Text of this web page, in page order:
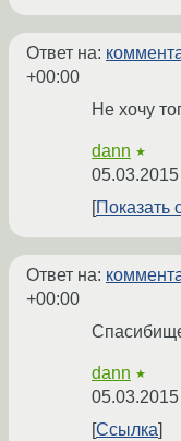
Ответ на:
+00:00
Не хочу
dann ★
Показать
Ответ на:
+00:00
dann ★
Ссылка